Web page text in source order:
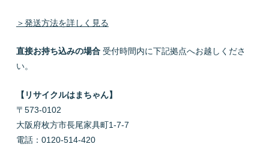
＞発送方法を詳しく見る
直接お持ち込みの場合受付時間内に下記拠点へお越しくださ
い。
【リサイクルはまちゃん】
〒573-0102
大阪府枚方市長尾家具町1-7-7
電話：0120-514-420